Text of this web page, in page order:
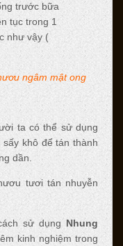
trước bữa
tục trong 1
như vậy (
ngâm mật ong
ta có thể sử dụng
khô để tán thành
dần.
tươi tán nhuyễn
sử dụng Nhung
kinh nghiệm trong